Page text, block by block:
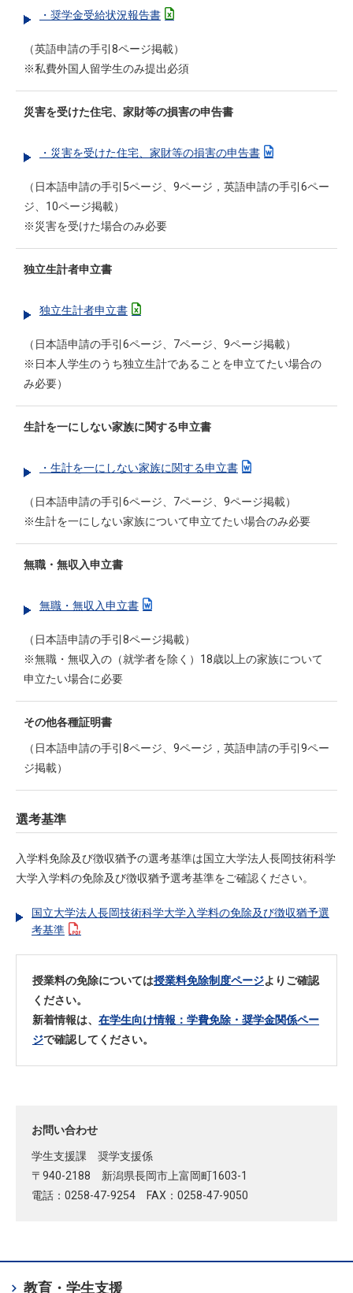
・奨学金受給状況報告書
（英語申請の手引8ページ掲載）
※私費外国人留学生のみ提出必須
災害を受けた住宅、家財等の損害の申告書
・災害を受けた住宅、家財等の損害の申告書
（日本語申請の手引5ページ、9ページ，英語申請の手引6ペー
ジ、10ページ掲載）
※災害を受けた場合のみ必要
独立生計者申立書
独立生計者申立書
（日本語申請の手引6ページ、7ページ、9ページ掲載）
※日本人学生のうち独立生計であることを申立てたい場合の
み必要）
生計を一にしない家族に関する申立書
・生計を一にしない家族に関する申立書
（日本語申請の手引6ページ、7ページ、9ページ掲載）
※生計を一にしない家族について申立てたい場合のみ必要
無職・無収入申立書
無職・無収入申立書
（日本語申請の手引8ページ掲載）
※無職・無収入の（就学者を除く）18歳以上の家族について
申立たい場合に必要
その他各種証明書
（日本語申請の手引8ページ、9ページ，英語申請の手引9ペー
ジ掲載）
選考基準
入学料免除及び徴収猶予の選考基準は国立大学法人長岡技術科学
大学入学料の免除及び徴収猶予選考基準をご確認ください。
国立大学法人長岡技術科学大学入学料の免除及び徴収猶予選
考基準
授業料の免除については授業料免除制度ページよりご確認
ください。
新着情報は、 在学生向け情報：学費免除・奨学金関係ペー
ジで確認してください。
お問い合わせ
学生支援課 奨学支援係
〒940-2188 新潟県長岡市上富岡町1603-1
電話：0258-47-9254 FAX：0258-47-9050
教育・学生支援
chevron_right